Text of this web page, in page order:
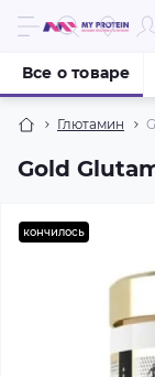
Глютамин
Gold
Все о товаре
кончилось